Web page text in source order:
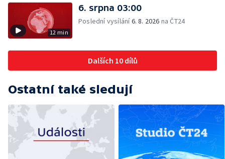
12 min
6. srpna 03:00
Poslední vysílání6. 8. 2026 na ČT24
Dalších 10 dílů
Ostatní také sledují